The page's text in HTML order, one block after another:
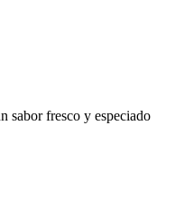
sabor fresco y especiado